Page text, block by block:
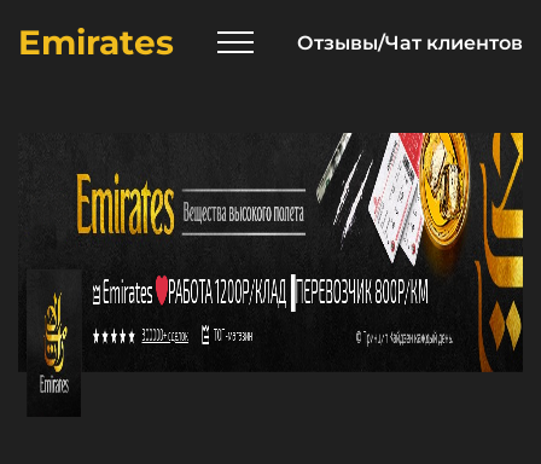
Emirates Отзывы/Чат клиентов